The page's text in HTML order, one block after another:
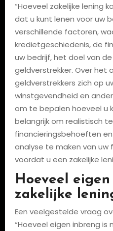
“Hoeveel zakelijke lening
dat u kunt lenen voor uw
verschillende factoren,
kredietgeschiedenis, de
uw bedrijf, het doel van
geldverstrekker. Over het
geldverstrekkers zich op
winstgevendheid en
om te bepalen hoeveel u
belangrijk om realistisch
financieringsbehoeften
analyse te maken van uw
voordat u een zakelijke
Hoeveel
zakelijke
Een veelgestelde vraag
“Hoeveel eigen inbreng is